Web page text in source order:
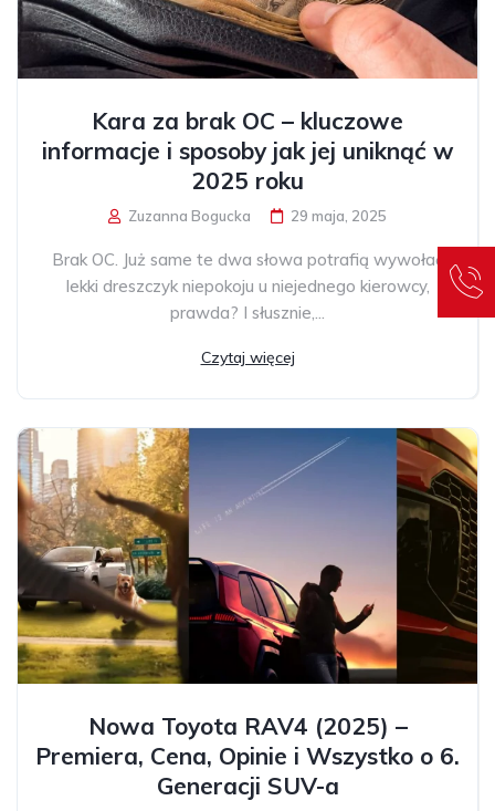
Kara za brak OC – kluczowe
informacje i sposoby jak jej uniknąć w
2025 roku
Zuzanna Bogucka 29 maja, 2025
Brak OC. Już same te dwa słowa potrafią wywołać
lekki dreszczyk niepokoju u niejednego kierowcy,
prawda? I słusznie,...
Czytaj więcej
Nowa Toyota RAV4 (2025) –
Premiera, Cena, Opinie i Wszystko o 6.
Generacji SUV-a